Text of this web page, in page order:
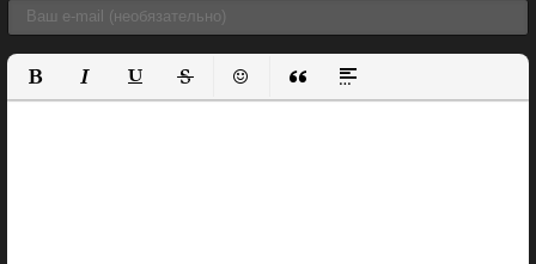
Полужирный
КурсивПодчеркнутый
ЗачеркнутыйВставить смайлик
Вставка цитаты
Вставка спойлера